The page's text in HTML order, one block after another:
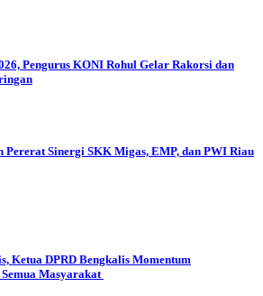
Pengurus KONI Rohul Gelar Rakorsi dan
Pererat Sinergi SKK Migas, EMP, dan PWI Riau
Ketua DPRD Bengkalis Momentum
Masyarakat